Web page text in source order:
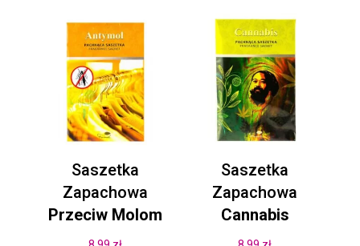
Saszetka
Zapachowa
Przeciw Molom
Saszetka
Zapachowa
Cannabis